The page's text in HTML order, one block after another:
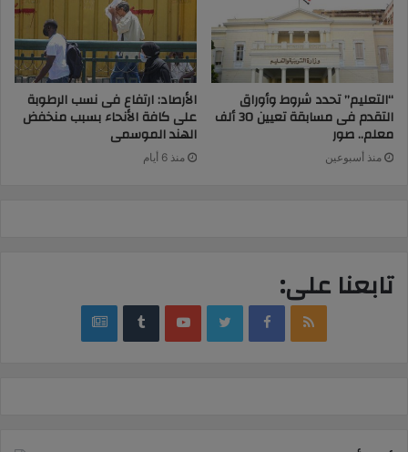
“التعليم” تحدد شروط وأوراق
التقدم فى مسابقة تعيين 30 ألف
معلم.. صور
منذ أسبوعين
الأرصاد: ارتفاع فى نسب الرطوبة
على كافة الأنحاء بسبب منخفض
الهند الموسمى
منذ 6 أيام
تابعنا على:
RSS
Facebook
Twitter
YouTube
‏Tumblr
google